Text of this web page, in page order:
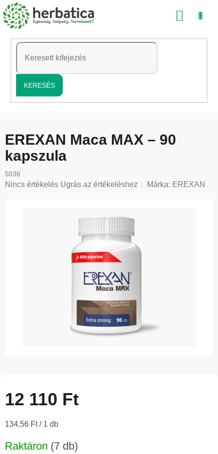
Ugrás
a
tartalomhoz
KERESÉS
EREXAN Maca MAX – 90
kapszula
5036
A
Nincs értékelés Ugrás az értékeléshez Márka: EREXAN
12 110 Ft
Egységár:
134,56 Ft / 1 db
Raktáron (7 db)